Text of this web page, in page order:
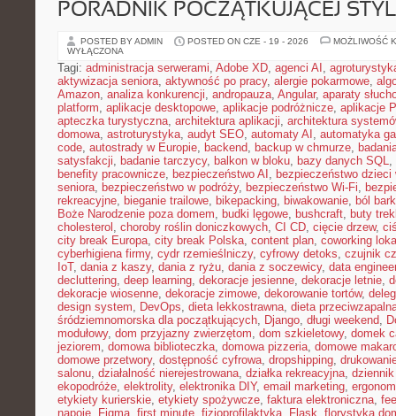
PORADNIK POCZĄTKUJĄCEJ
POSTED BY ADMIN POSTED ON CZE - 19 - 2026
MOŻLIWOŚĆ
WYŁĄCZONA
Tagi: administracja serwerami, Adobe XD, agenci AI ,
aktywizacja seniora, aktywność po pracy, alergie pokarmowe,
Amazon, analiza konkurencji, andropauza, Angular, aparaty
platform, aplikacje desktopowe, aplikacje podróżnicze, aplikacje
apteczka turystyczna, architektura aplikacji, architektura
domowa, astroturystyka, audyt SEO, automaty AI , automatyka
code, autostrady w Europie, backend, backup w chmurze,
satysfakcji, badanie tarczycy, balkon w bloku, bazy danych SQL,
benefity pracownicze, bezpieczeństwo AI , bezpieczeństwo dzieci
seniora, bezpieczeństwo w podróży, bezpieczeństwo Wi-Fi,
rekreacyjne, bieganie trailowe, bikepacking, biwakowanie, ból
Boże Narodzenie poza domem, budki lęgowe, bushcraft, buty
cholesterol , choroby roślin doniczkowych, CI CD, cięcie drzew,
city break Europa, city break Polska, content plan, coworking
cyberhigiena firmy, cydr rzemieślniczy, cyfrowy detoks, czujnik
IoT, dania z kaszy, dania z ryżu, dania z soczewicy, data
decluttering, deep learning, dekoracje jesienne, dekoracje letnie,
dekoracje wiosenne, dekoracje zimowe, dekorowanie tortów,
design system, DevOps, dieta lekkostrawna, dieta
śródziemnomorska dla początkujących, Django, długi weekend,
modułowy, dom przyjazny zwierzętom, dom szkieletowy, domek
jeziorem, domowa biblioteczka, domowa pizzeria, domowe
domowe przetwory, dostępność cyfrowa, dropshipping,
salonu, działalność nierejestrowana, działka rekreacyjna,
ekopodróże, elektrolity, elektronika DIY, email marketing,
etykiety kurierskie, etykiety spożywcze, faktura elektroniczna,
napoje, Figma, first minute, fizjoprofilaktyka, Flask, florystyka